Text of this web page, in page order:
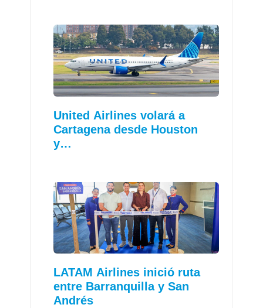
United Airlines volará a
Cartagena desde Houston
y…
LATAM Airlines inició ruta
entre Barranquilla y San
Andrés